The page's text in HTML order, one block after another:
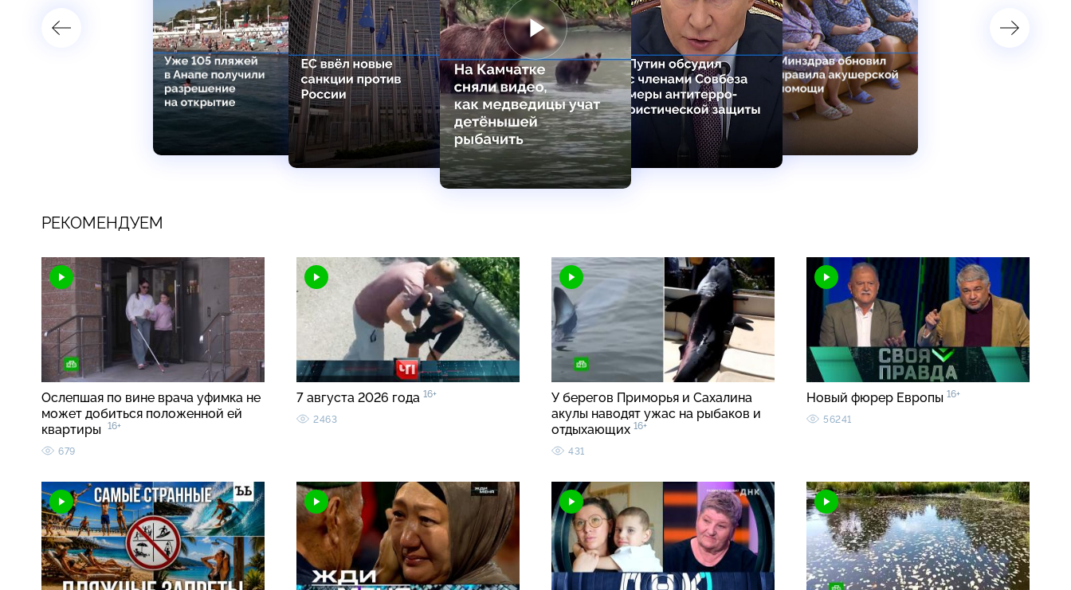
РЕКОМЕНДУЕМ
Ослепшая по вине врача уфимка не
может добиться положенной ей
квартиры
16+
679
7 августа 2026 года 16+
2463
У берегов Приморья и Сахалина
акулы наводят ужас на рыбаков и
отдыхающих 16+
431
Новый фюрер Европы 16+
56241